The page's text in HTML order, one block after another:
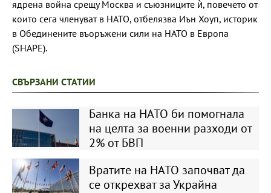
ядрена война срещу Москва и съюзниците ѝ, повечето от
които сега членуват в НАТО, отбелязва Иън Хоуп, историк
в Обединените въоръжени сили на НАТО в Европа
(SHAPE).
СВЪРЗАНИ СТАТИИ
Банка на НАТО би помогнала
на целта за военни разходи от
2% от БВП
Вратите на НАТО започват да
се открехват за Украйна